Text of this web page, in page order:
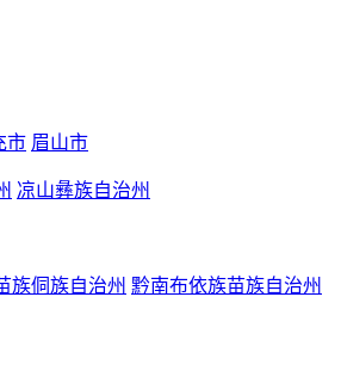
市 眉山市
凉山彝族自治州
族侗族自治州 黔南布依族苗族自治州